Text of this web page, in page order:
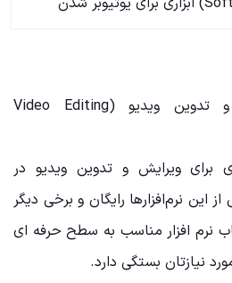
نرم افزار ویرایش و تدوین ویدیو (Video Editing
برای ویرایش و تدوین ویدیو در
نرم‌افزارها رایگان و برخی دیگر
نرم افزار مناسب به سطح حرفه ‌ای
نیازتان بستگی دارد.